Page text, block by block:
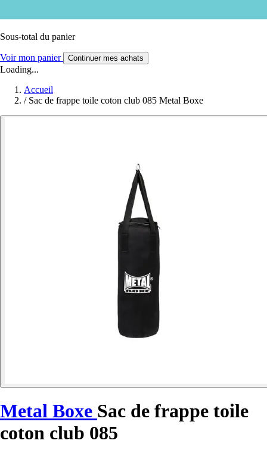
Sous-total du panier
Voir mon panier Continuer mes achats
Loading...
Accueil
/ Sac de frappe toile coton club 085 Metal Boxe
Metal Boxe Sac de frappe toile
coton club 085